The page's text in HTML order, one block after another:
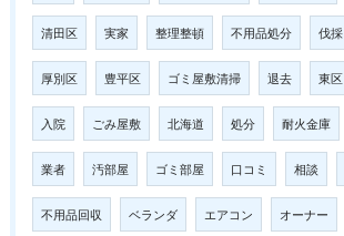
清田区 実家 整理整頓 不用品処分 伐採
厚別区 豊平区 ゴミ屋敷清掃 退去 東区
入院 ごみ屋敷 北海道 処分 耐火金庫
業者 汚部屋 ゴミ部屋 口コミ 相談
不用品回収 ベランダ エアコン オーナー